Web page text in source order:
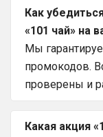
Как
«101 чай» на
Мы
промокодов.
проверены и
Какая акция